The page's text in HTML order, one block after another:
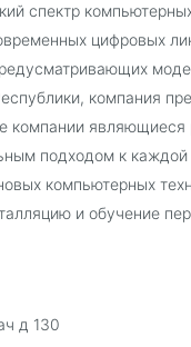
спектр
цифровых
компания
компании
подходом к
компьютерных
и обучение
д 130